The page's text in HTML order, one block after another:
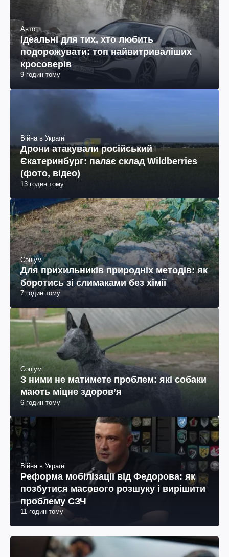
Авто
Ідеальні для тих, хто любить
подорожувати: топ найвитриваліших
кросоверів
9 годин тому
Війна в Україні
Дрони атакували російський
Єкатеринбург: палає склад Wildberries
(фото, відео)
13 годин тому
Соціум
Для прихильників природніх методів: як
боротись зі слимаками без хімії
7 годин тому
Соціум
З ними не матимете проблем: які собаки
мають міцне здоров’я
6 годин тому
Війна в Україні
Реформа мобілізації від Федорова: як
позбутися масового розшуку і вирішити
проблему СЗЧ
11 годин тому